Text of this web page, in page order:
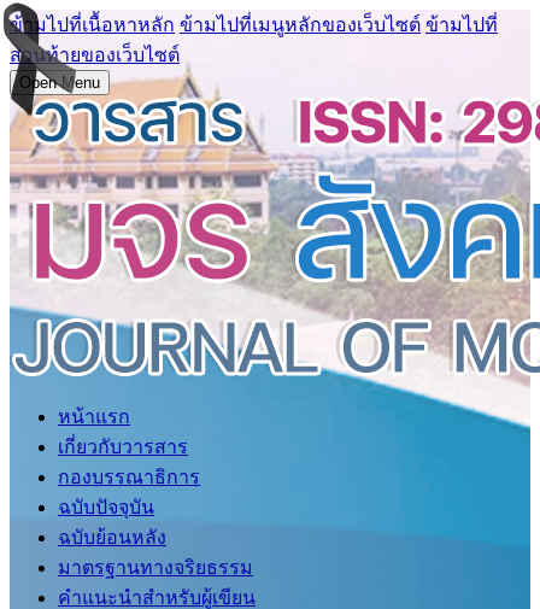
ข้ามไปที่เนื้อหาหลัก ข้ามไปที่เมนูหลักของเว็บไซต์ ข้ามไปที่
ส่วนท้ายของเว็บไซต์
Open Menu
หน้าแรก
เกี่ยวกับวารสาร
กองบรรณาธิการ
ฉบับปัจจุบัน
ฉบับย้อนหลัง
มาตรฐานทางจริยธรรม
คำแนะนำสำหรับผู้เขียน